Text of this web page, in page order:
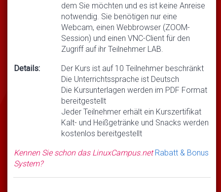
dem Sie möchten und es ist keine Anreise
notwendig. Sie benötigen nur eine
Webcam, einen Webbrowser (ZOOM-
Session) und einen VNC-Client für den
Zugriff auf ihr Teilnehmer LAB.
Details:
Der Kurs ist auf 10 Teilnehmer beschränkt
Die Unterrichtssprache ist Deutsch
Die Kursunterlagen werden im PDF Format
bereitgestellt
Jeder Teilnehmer erhält ein Kurszertifikat
Kalt- und Heißgetränke und Snacks werden
kostenlos bereitgestellt
Kennen Sie schon das LinuxCampus.netRabatt & Bonus
System?